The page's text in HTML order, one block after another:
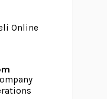
Online